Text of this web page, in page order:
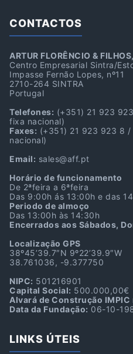
CONTACTOS
ARTUR FLORÊNCIO &
Centro Empresarial Sintra/
Impasse Fernão Lopes, nº11
2710-264 SINTRA
Portugal
Telefones: (+351) 21 923
fixa nacional)
Faxes: (+351) 21 923 923 8 /
nacional)
Email: sales@aff.pt
Horário de funcionamento
De 2ªfeira a 6ªfeira
Das 9:00h ás 13:00h e das
Periodo de almoço
Das 13:00h às 14:30h
Encerrados aos Sábados,
Localização GPS
38º45’39.7″N 9º22’39.9″W
38.761036, -9.377750
NIPC: 501216901
Capital Social: 500.000,00€
Alvará de Construção IMPIC
Data da Fundação: 06-10-
LINKS ÚTEIS